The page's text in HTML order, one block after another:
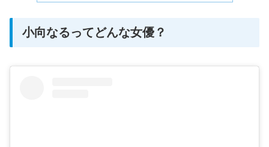
小向なるってどんな女優？